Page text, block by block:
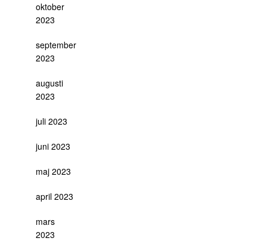
oktober
2023
september
2023
augusti
2023
juli 2023
juni 2023
maj 2023
april 2023
mars
2023